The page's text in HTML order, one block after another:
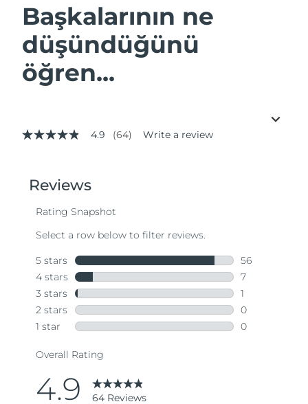
Başkalarının ne
düşündüğünü
öğren...
4.9
stars,
average
value.
Same
page
link.
4.9 (64) Write a review